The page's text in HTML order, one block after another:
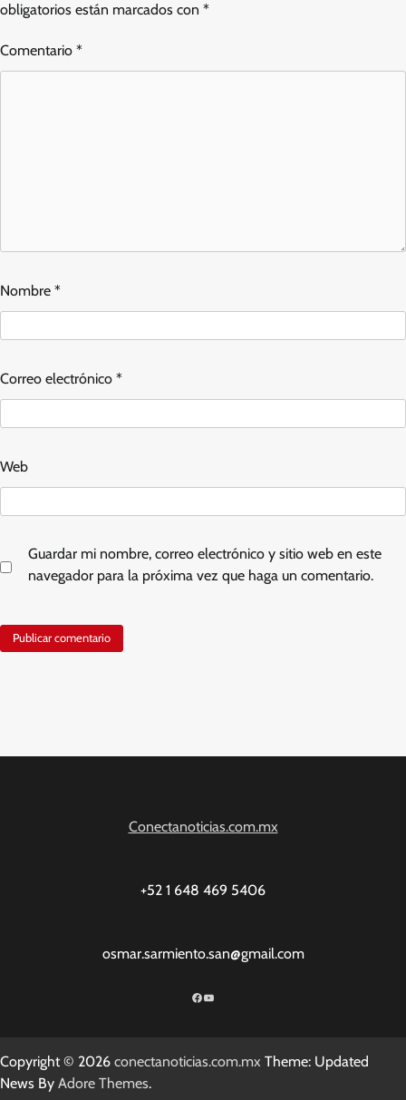
obligatorios están marcados con *
Comentario *
Nombre *
Correo electrónico *
Web
Guardar mi nombre, correo electrónico y sitio web en este
navegador para la próxima vez que haga un comentario.
Conectanoticias.com.mx
+52 1 648 469 5406
osmar.sarmiento.san@gmail.com
Facebook
YouTube
Copyright © 2026 conectanoticias.com.mx Theme: Updated
News By Adore Themes.